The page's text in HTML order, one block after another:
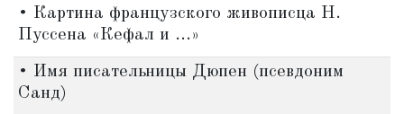
• Картина французского живописца Н.
Пуссена «Кефал и ...»
• Имя писательницы Дюпен (псевдоним
Санд)